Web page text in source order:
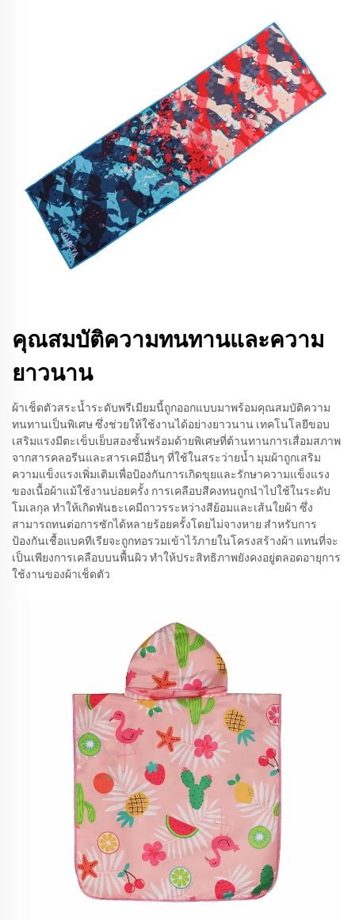
คุณสมบัติความทนทานและความ
ยาวนาน
ผ้าเช็ดตัวสระน้ำระดับพรีเมียมนี้ถูกออกแบบมาพร้อมคุณสมบัติความ
ทนทานเป็นพิเศษ ซึ่งช่วยให้ใช้งานได้อย่างยาวนาน เทคโนโลยีขอบ
เสริมแรงมีตะเข็บเย็บสองชั้นพร้อมด้ายพิเศษที่ต้านทานการเสื่อมสภาพ
จากสารคลอรีนและสารเคมีอื่นๆ ที่ใช้ในสระว่ายน้ำ มุมผ้าถูกเสริม
ความแข็งแรงเพิ่มเติมเพื่อป้องกันการเกิดขุยและรักษาความแข็งแรง
ของเนื้อผ้าแม้ใช้งานบ่อยครั้ง การเคลือบสีคงทนถูกนำไปใช้ในระดับ
โมเลกุล ทำให้เกิดพันธะเคมีถาวรระหว่างสีย้อมและเส้นใยผ้า ซึ่ง
สามารถทนต่อการซักได้หลายร้อยครั้งโดยไม่จางหาย สำหรับการ
ป้องกันเชื้อแบคทีเรียจะถูกทอรวมเข้าไว้ภายในโครงสร้างผ้า แทนที่จะ
เป็นเพียงการเคลือบบนพื้นผิว ทำให้ประสิทธิภาพยังคงอยู่ตลอดอายุการ
ใช้งานของผ้าเช็ดตัว